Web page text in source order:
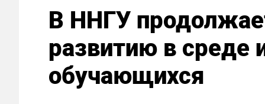
В ННГУ
развитию в среде
обучающихся